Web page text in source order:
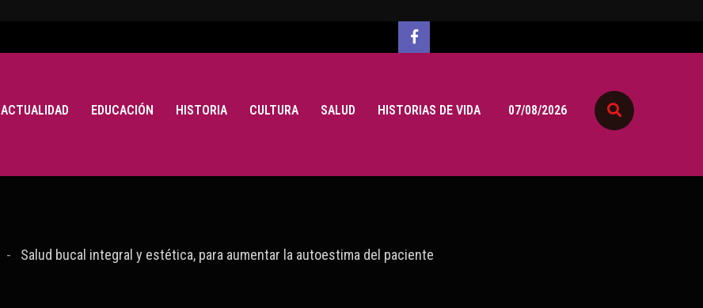
ACTUALIDAD EDUCACIÓN HISTORIA CULTURA SALUD HISTORIAS DE VIDA 07/08/2026
Salud bucal integral y estética, para aumentar la autoestima del paciente